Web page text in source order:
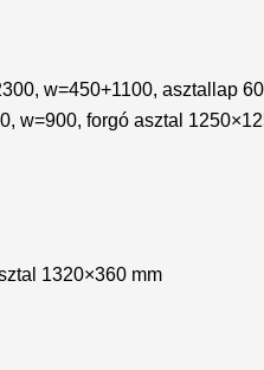
w=450+1100, asztallap
w=900, forgó asztal
1320×360 mm